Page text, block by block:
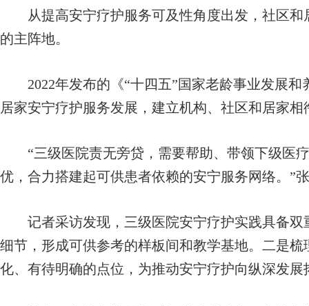
从提高安宁疗护服务可及性角度出发，社区和
的主阵地。
2022年发布的《“十四五”国家老龄事业发展和
居家安宁疗护服务发展，建立机构、社区和居家
“三级医院责无旁贷，需要帮助、带领下级医
优，合力搭建起可供患者依赖的安宁服务网络。”
记者采访发现，三级医院安宁疗护实践具备双
细节，形成可供参考的样板间和教学基地。二是
化、有待明确的点位，为推动安宁疗护向纵深发展